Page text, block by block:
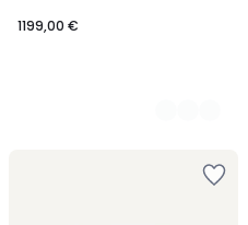
1199,00 €